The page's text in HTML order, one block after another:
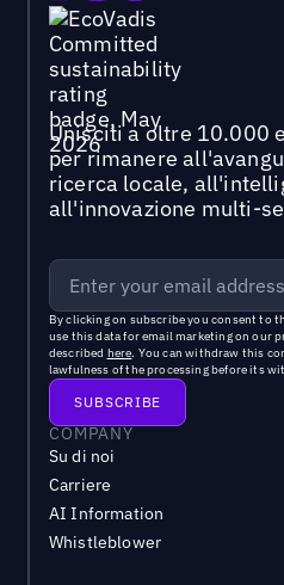
Unisciti a oltre 10.000
per rimanere
ricerca locale,
all'innovazione multi-
By clicking on subscribe you consent to
use this data for email marketing on our
described here. You can withdraw this
lawfulness of the processing before its
COMPANY
Su di noi
Carriere
AI Information
Whistleblower